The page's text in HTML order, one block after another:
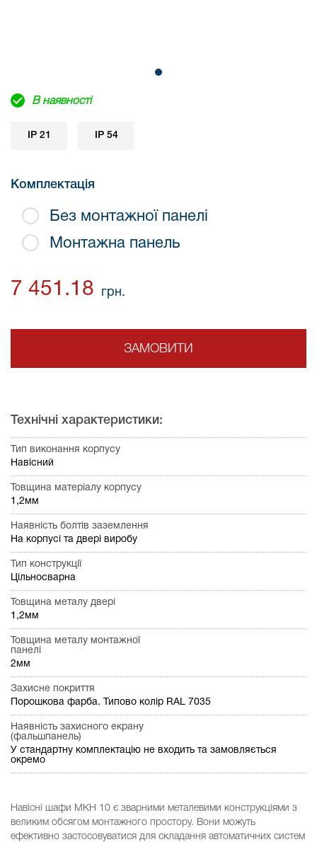
В наявності
IP 21 IP 54
Комплектація
Без монтажної панелі
Монтажна панель
7 451.18 грн.
ЗАМОВИТИ
Технічні характеристики:
Тип виконання корпусу
Навісний
Товщина матеріалу корпусу
1,2мм
Наявність болтів заземлення
На корпусі та двері виробу
Тип конструкції
Цільносварна
Товщина металу двері
1,2мм
Товщина металу монтажної
панелі
2мм
Захисне покриття
Порошкова фарба. Типово колір RAL 7035
Наявність захисного екрану
(фальшпанель)
У стандартну комплектацію не входить та замовляється
окремо
Навісні шафи МКН 10 є зварними металевими конструкціями з
великим обсягом монтажного простору. Вони можуть
ефективно застосовуватися для складання автоматичних систем